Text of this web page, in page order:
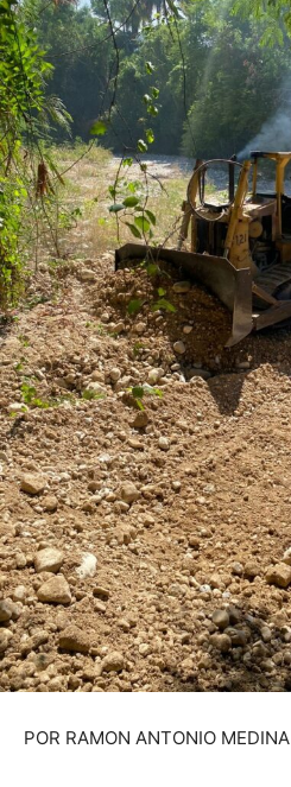
POR RAMON ANTONIO MEDINA